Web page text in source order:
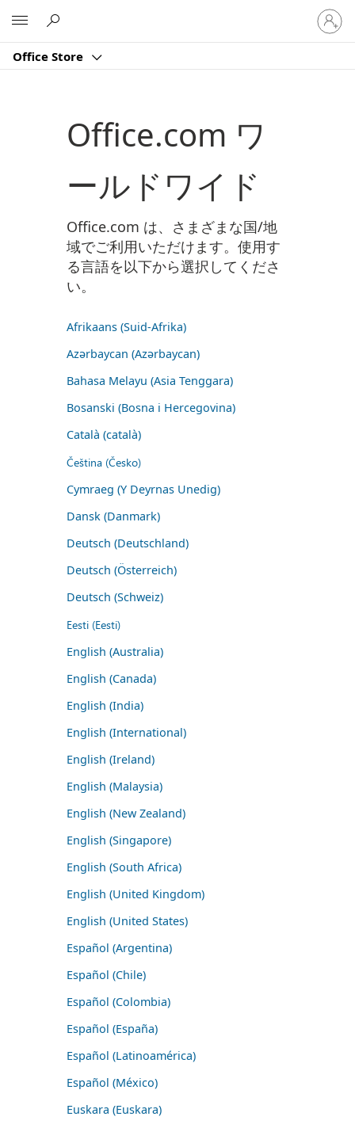
Office Store
ア
カ
ウ
Office.com ワ
ールドワイド
Office.com は、さまざまな国/地
域でご利用いただけます。使用す
る言語を以下から選択してくださ
い。
Afrikaans (Suid-Afrika)
Azərbaycan (Azərbaycan)
Bahasa Melayu (Asia Tenggara)
Bosanski (Bosna i Hercegovina)
Català (català)
Čeština (Česko)
Cymraeg (Y Deyrnas Unedig)
Dansk (Danmark)
Deutsch (Deutschland)
Deutsch (Österreich)
Deutsch (Schweiz)
Eesti (Eesti)
English (Australia)
English (Canada)
English (India)
English (International)
English (Ireland)
English (Malaysia)
English (New Zealand)
English (Singapore)
English (South Africa)
English (United Kingdom)
English (United States)
Español (Argentina)
Español (Chile)
Español (Colombia)
Español (España)
Español (Latinoamérica)
Español (México)
Euskara (Euskara)